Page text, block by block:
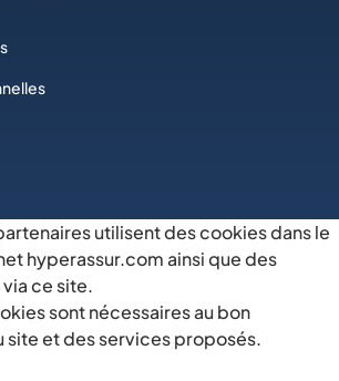
utilisent des cookies dans le
hyperassur.com ainsi que des
ce site.
sont nécessaires au bon
et des services proposés.